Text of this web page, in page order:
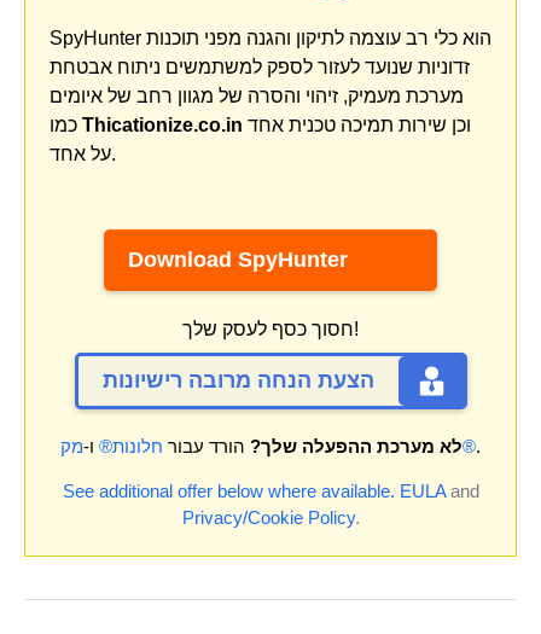
SpyHunter הוא כלי רב עוצמה לתיקון והגנה מפני תוכנות
זדוניות שנועד לעזור לספק למשתמשים ניתוח אבטחת
מערכת מעמיק, זיהוי והסרה של מגוון רחב של איומים
Thicationize.co.in
על אחד.
Download SpyHunter
חסוך כסף לעסק שלך!
הצעת הנחה מרובה רישיונות
לא מערכת ההפעלה שלך? הורד עבור חלונות® ו- מק®.
See additional offer below where available. EULAand
Privacy/Cookie Policy.